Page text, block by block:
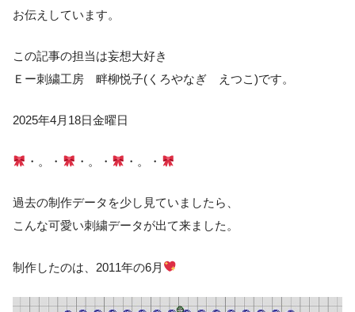
お伝えしています。
この記事の担当は妄想大好き
Ｅー刺繍工房 畔柳悦子(くろやなぎ えつこ)です。
2025年4月18日金曜日
・。・ ・。・ ・。・
過去の制作データを少し見ていましたら、
こんな可愛い刺繍データが出て来ました。
制作したのは、2011年の6月